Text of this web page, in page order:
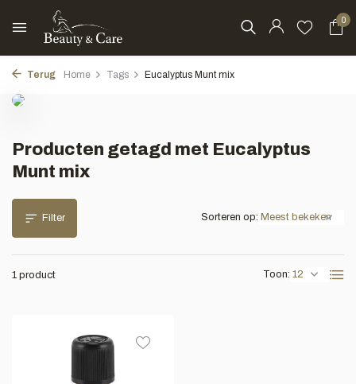
0
Terug Home Tags Eucalyptus Munt mix
Producten getagd met Eucalyptus
Munt mix
Filter
1 product Toon:
Sorteren op: